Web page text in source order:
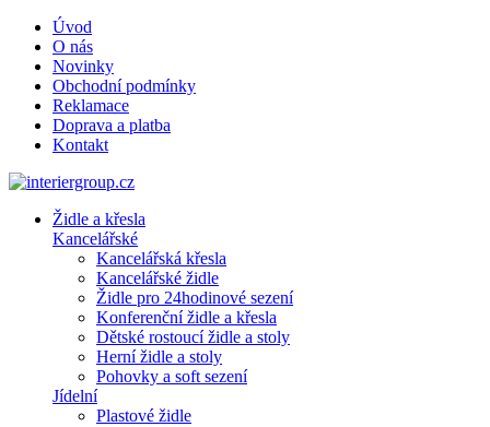
Úvod
O nás
Novinky
Obchodní podmínky
Reklamace
Doprava a platba
Kontakt
Židle a křesla
Kancelářské
Kancelářská křesla
Kancelářské židle
Židle pro 24hodinové sezení
Konferenční židle a křesla
Dětské rostoucí židle a stoly
Herní židle a stoly
Pohovky a soft sezení
Jídelní
Plastové židle